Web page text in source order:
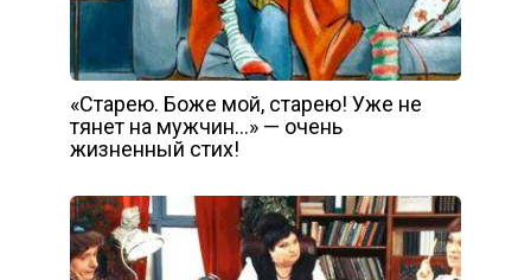
«Старею. Боже мой, старею! Уже не
тянет на мужчин…» — очень
жизненный стих!